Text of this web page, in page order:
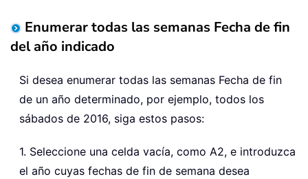
Enumerar todas las semanas Fecha de fin
del año indicado
Si desea enumerar todas las semanas Fecha de fin
de un año determinado, por ejemplo, todos los
sábados de 2016, siga estos pasos:
1. Seleccione una celda vacía, como A2, e introduzca
el año cuyas fechas de fin de semana desea